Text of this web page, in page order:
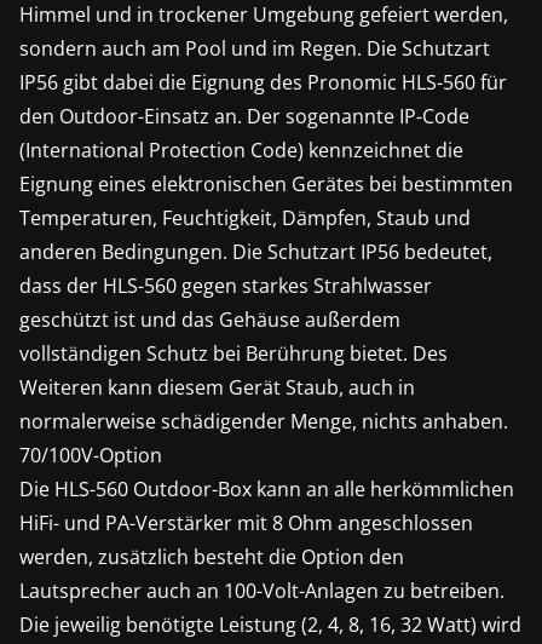
Himmel und in trockener Umgebung gefeiert werden,
sondern auch am Pool und im Regen. Die Schutzart
IP56 gibt dabei die Eignung des Pronomic HLS-560 für
den Outdoor-Einsatz an. Der sogenannte IP-Code
(International Protection Code) kennzeichnet die
Eignung eines elektronischen Gerätes bei bestimmten
Temperaturen, Feuchtigkeit, Dämpfen, Staub und
anderen Bedingungen. Die Schutzart IP56 bedeutet,
dass der HLS-560 gegen starkes Strahlwasser
geschützt ist und das Gehäuse außerdem
vollständigen Schutz bei Berührung bietet. Des
Weiteren kann diesem Gerät Staub, auch in
normalerweise schädigender Menge, nichts anhaben.
70/100V-Option
Die HLS-560 Outdoor-Box kann an alle herkömmlichen
HiFi- und PA-Verstärker mit 8 Ohm angeschlossen
werden, zusätzlich besteht die Option den
Lautsprecher auch an 100-Volt-Anlagen zu betreiben.
Die jeweilig benötigte Leistung (2, 4, 8, 16, 32 Watt) wird